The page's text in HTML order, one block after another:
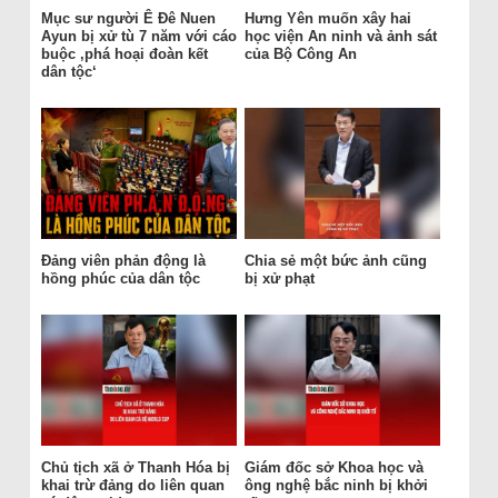
Mục sư người Ê Đê Nuen
Ayun bị xử tù 7 năm với cáo
buộc ‚phá hoại đoàn kết
dân tộc‘
Hưng Yên muốn xây hai
học viện An ninh và ảnh sát
của Bộ Công An
Đảng viên phản động là
hồng phúc của dân tộc
Chia sẻ một bức ảnh cũng
bị xử phạt
Chủ tịch xã ở Thanh Hóa bị
khai trừ đảng do liên quan
Giám đốc sở Khoa học và
ông nghệ bắc ninh bị khởi